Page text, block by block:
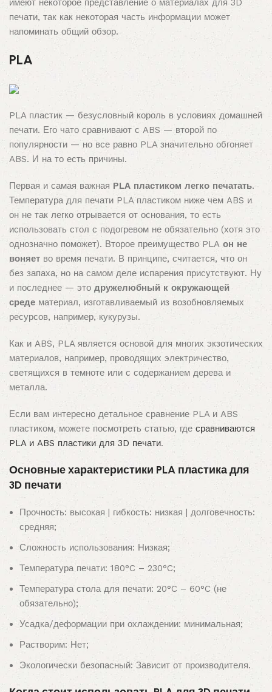
имеют некоторое представление о материалах для 3D
печати, так как некоторая часть информации может
напоминать общий обзор.
PLA
PLA пластик — безусловный король в условиях домашней
печати. Его чато сравнивают с ABS — второй по
популярности — но все равно PLA значительно обгоняет
ABS. И на то есть причины.
Первая и самая важная PLA пластиком легко печатать.
Температура для печати PLA пластиком ниже чем ABS и
он не так легко отрывается от основания, то есть
использовать стол с подогревом не обязательно (хотя это
однозначно поможет). Второе преимущество PLA он не
воняет во время печати. В принципе, считается, что он
без запаха, но на самом деле испарения присутствуют. Ну
и последнее — это дружелюбный к окружающей
среде материал, изготавливаемый из возобновляемых
ресурсов, например, кукурузы.
Как и ABS, PLA является основой для многих экзотических
материалов, например, проводящих электричество,
светящихся в темноте или с содержанием дерева и
металла.
Если вам интересно детальное сравнение PLA и ABS
пластиком, можете посмотреть статью, где сравниваются
PLA и ABS пластики для 3D печати.
Основные характеристики PLA пластика для
3D печати
Прочность: высокая | гибкость: низкая | долговечность:
средняя;
Сложность использования: Низкая;
Температура печати: 180°C – 230°C;
Температура стола для печати: 20°C – 60°C (не
обязательно);
Усадка/деформации при охлаждении: минимальная;
Растворим: Нет;
Экологически безопасный: Зависит от производителя.